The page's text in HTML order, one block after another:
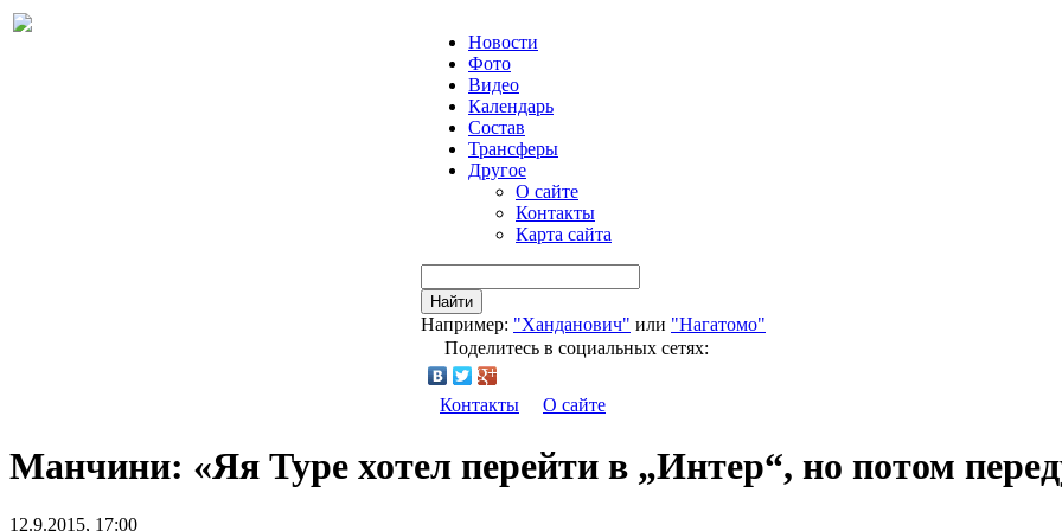
Новости
Фото
Видео
Календарь
Состав
Трансферы
Другое
О сайте
Контакты
Карта сайта
Найти
Например: "Ханданович" или "Нагатомо"
Поделитесь в социальных сетях:
Контакты О сайте
Манчини: «Яя Туре хотел перейти в „Интер“, но потом
12.9.2015, 17:00